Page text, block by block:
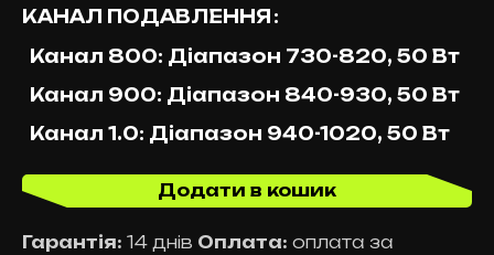
КАНАЛ ПОДАВЛЕННЯ
Канал 800: Діапазон 730-820, 50 Вт
Канал 900: Діапазон 840-930, 50 Вт
Канал 1.0: Діапазон 940-1020, 50 Вт
Додати в кошик
Гарантія: 14 днів Оплата: оплата за